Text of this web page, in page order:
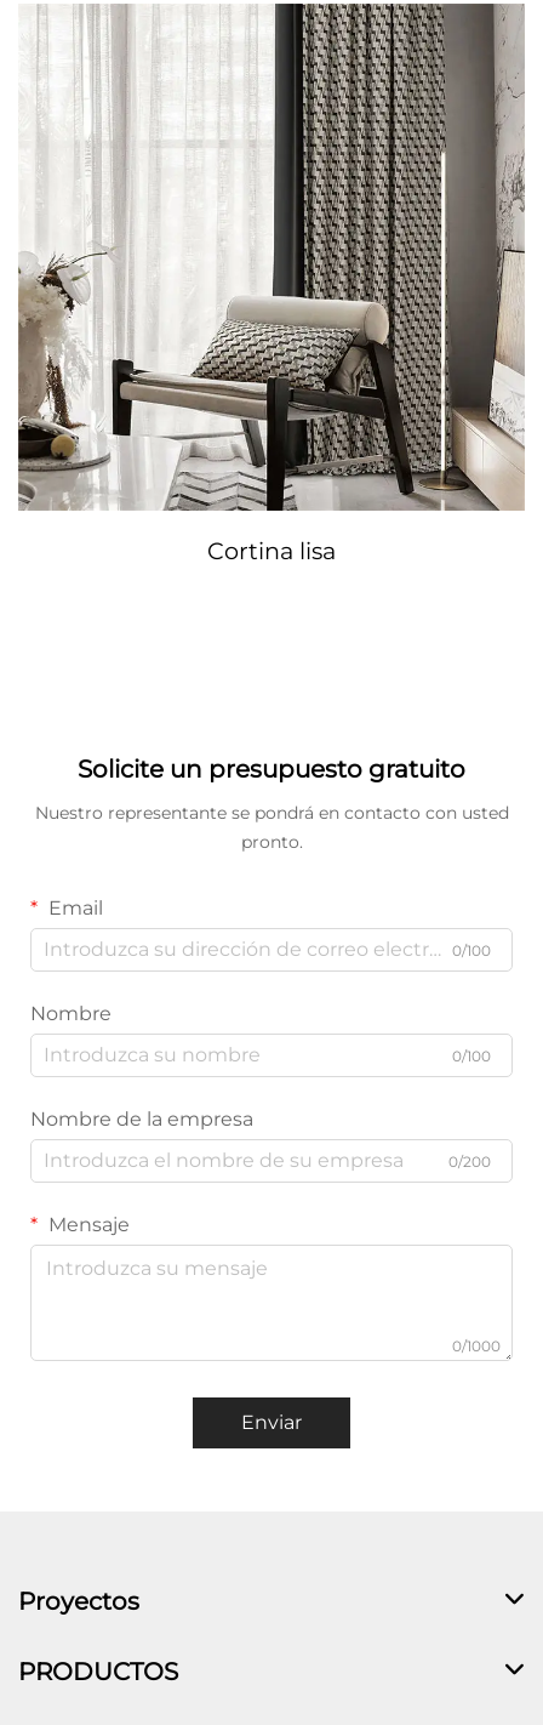
Cortina lisa
Solicite un presupuesto gratuito
Nuestro representante se pondrá en contacto con usted
pronto.
Email
0/100
Nombre
0/100
Nombre de la empresa
0/200
Mensaje
0/1000
Enviar
Proyectos
PRODUCTOS